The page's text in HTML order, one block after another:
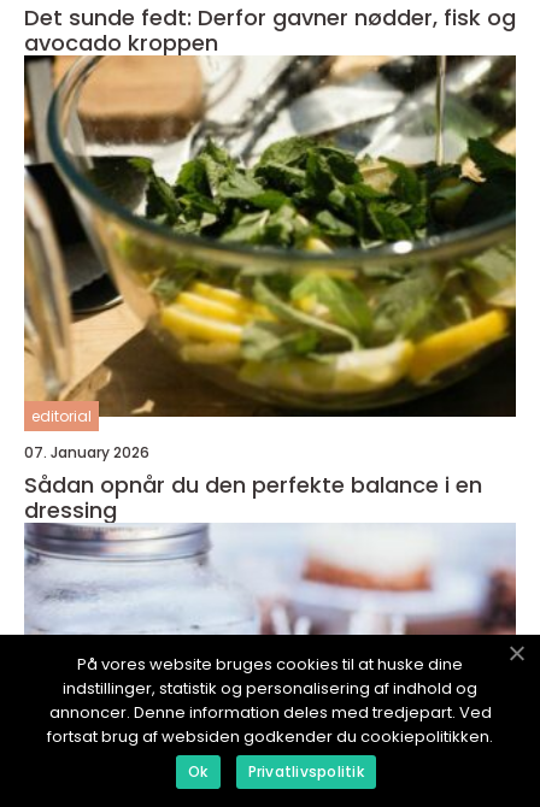
Det sunde fedt: Derfor gavner nødder, fisk og
avocado kroppen
editorial
07. January 2026
Sådan opnår du den perfekte balance i en
dressing
På vores website bruges cookies til at huske dine
indstillinger, statistik og personalisering af indhold og
annoncer. Denne information deles med tredjepart. Ved
fortsat brug af websiden godkender du cookiepolitikken.
Ok Privatlivspolitik